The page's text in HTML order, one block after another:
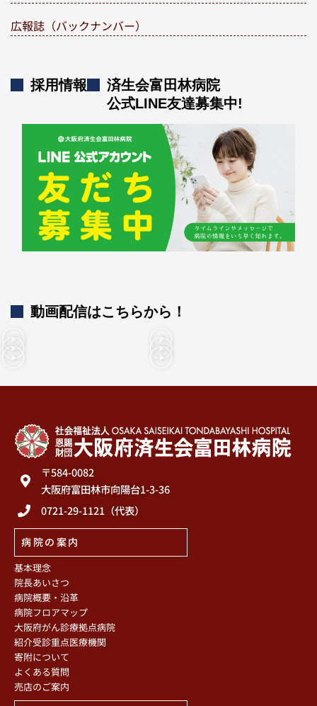
広報誌（バックナンバー）
採用情報
済生会富田林病院
公式LINE友達募集中!
動画配信はこちらから！
〒584-0082
大阪府富田林市向陽台1-3-36
0721-29-1121（代表）
病院の案内
基本理念
院長あいさつ
病院概要・沿革
病院フロアマップ
大阪府がん診療拠点病院
紹介受診重点医療機関
寄附について
よくある質問
売店のご案内